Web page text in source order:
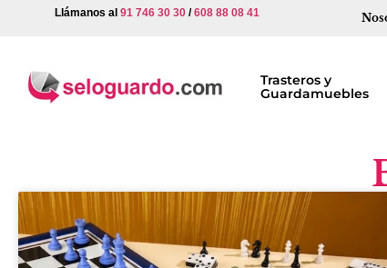
Llámanos al91 746 30 30 /608 88 08 41
Trasteros y
Guardamuebles